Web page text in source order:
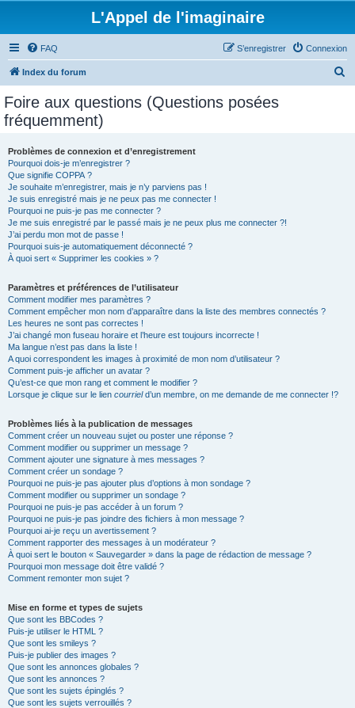
L'Appel de l'imaginaire
FAQ Connexion
S’enregistrer
Index du forum
Foire aux questions (Questions posées
fréquemment)
Problèmes de connexion et d’enregistrement
Pourquoi dois-je m’enregistrer ?
Que signifie COPPA ?
Je souhaite m’enregistrer, mais je n’y parviens pas !
Je suis enregistré mais je ne peux pas me connecter !
Pourquoi ne puis-je pas me connecter ?
Je me suis enregistré par le passé mais je ne peux plus me connecter ?!
J’ai perdu mon mot de passe !
Pourquoi suis-je automatiquement déconnecté ?
À quoi sert « Supprimer les cookies » ?
Paramètres et préférences de l’utilisateur
Comment modifier mes paramètres ?
Comment empêcher mon nom d’apparaître dans la liste des membres connectés ?
Les heures ne sont pas correctes !
J’ai changé mon fuseau horaire et l’heure est toujours incorrecte !
Ma langue n’est pas dans la liste !
A quoi correspondent les images à proximité de mon nom d’utilisateur ?
Comment puis-je afficher un avatar ?
Qu’est-ce que mon rang et comment le modifier ?
Lorsque je clique sur le lien courrield’un membre, on me demande de me connecter !?
Problèmes liés à la publication de messages
Comment créer un nouveau sujet ou poster une réponse ?
Comment modifier ou supprimer un message ?
Comment ajouter une signature à mes messages ?
Comment créer un sondage ?
Pourquoi ne puis-je pas ajouter plus d’options à mon sondage ?
Comment modifier ou supprimer un sondage ?
Pourquoi ne puis-je pas accéder à un forum ?
Pourquoi ne puis-je pas joindre des fichiers à mon message ?
Pourquoi ai-je reçu un avertissement ?
Comment rapporter des messages à un modérateur ?
À quoi sert le bouton « Sauvegarder » dans la page de rédaction de message ?
Pourquoi mon message doit être validé ?
Comment remonter mon sujet ?
Mise en forme et types de sujets
Que sont les BBCodes ?
Puis-je utiliser le HTML ?
Que sont les smileys ?
Puis-je publier des images ?
Que sont les annonces globales ?
Que sont les annonces ?
Que sont les sujets épinglés ?
Que sont les sujets verrouillés ?